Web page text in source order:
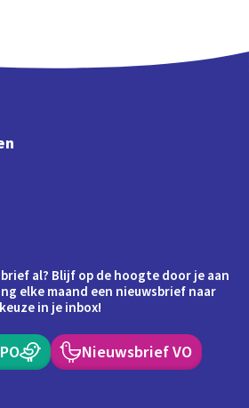
al? Blijf op de hoogte door je aan
elke maand een nieuwsbrief naar
keuze in je inbox!
Nieuwsbrief VO